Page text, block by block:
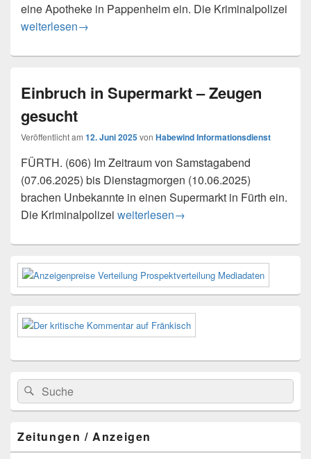
eine Apotheke in Pappenheim ein. Die Kriminalpolizei
Einbruch in Apotheke – Zeugen gesucht
weiterlesen→
Einbruch in Supermarkt – Zeugen
gesucht
Veröffentlicht am 12. Juni 2025von Habewind Informationsdienst
FÜRTH. (606) Im Zeitraum von Samstagabend
(07.06.2025) bis Dienstagmorgen (10.06.2025)
brachen Unbekannte in einen Supermarkt in Fürth ein.
Die Kriminalpolizei Einbruch in Supermarkt – Zeugen
weiterlesen→
Primärer
Seitenleisten-
Widgetbereich
Suchen
nach:
Suchen
Zeitungen / Anzeigen